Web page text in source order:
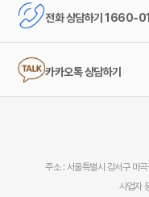
전화 상담하기 1660-
카카오톡 상담하기
주소 : 서울특별시 강서구
사업자